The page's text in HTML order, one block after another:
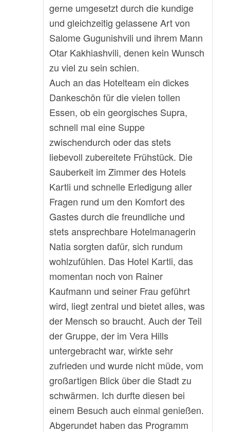
gerne umgesetzt durch die kundige
und gleichzeitig gelassene Art von
Salome Gugunishvili und ihrem Mann
Otar Kakhiashvili, denen kein Wunsch
zu viel zu sein schien.
Auch an das Hotelteam ein dickes
Dankeschön für die vielen tollen
Essen, ob ein georgisches Supra,
schnell mal eine Suppe
zwischendurch oder das stets
liebevoll zubereitete Frühstück. Die
Sauberkeit im Zimmer des Hotels
Kartli und schnelle Erledigung aller
Fragen rund um den Komfort des
Gastes durch die freundliche und
stets ansprechbare Hotelmanagerin
Natia sorgten dafür, sich rundum
wohlzufühlen. Das Hotel Kartli, das
momentan noch von Rainer
Kaufmann und seiner Frau geführt
wird, liegt zentral und bietet alles, was
der Mensch so braucht. Auch der Teil
der Gruppe, der im Vera Hills
untergebracht war, wirkte sehr
zufrieden und wurde nicht müde, vom
großartigen Blick über die Stadt zu
schwärmen. Ich durfte diesen bei
einem Besuch auch einmal genießen.
Abgerundet haben das Programm